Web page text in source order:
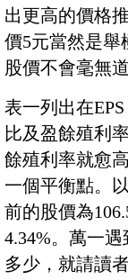
出更高的價格
價5元當然是舉
股價不會毫無
表一列出在
比及盈餘殖利
餘殖利率就愈
一個平衡點。
前的股價為
4.34%。萬一
多少，就請讀